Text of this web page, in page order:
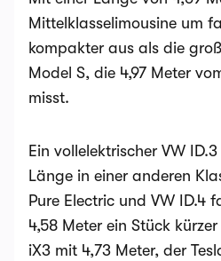
Mittelklasselimousine um
kompakter aus als die
Model S, die 4,97 Meter
misst.
Ein vollelektrischer VW
Länge in einer anderen
Pure Electric und VW ID.4
4,58 Meter ein Stück
iX3 mit 4,73 Meter, der